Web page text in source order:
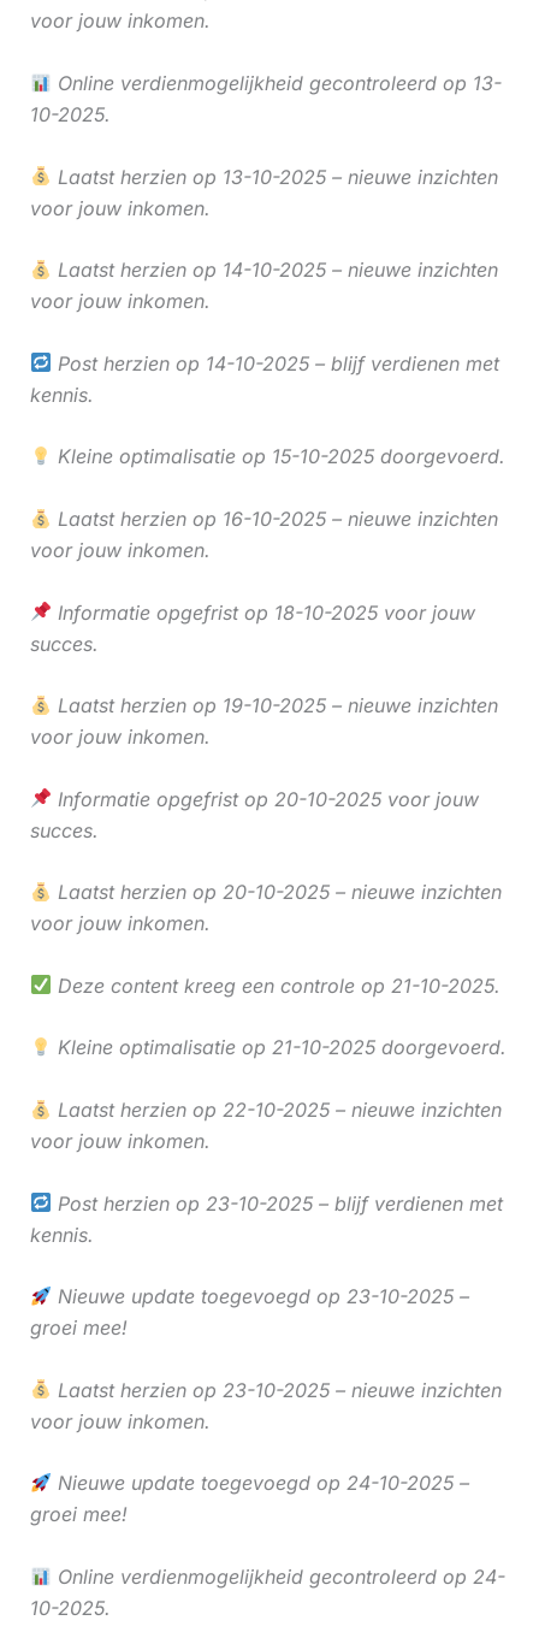
voor jouw inkomen.
Online verdienmogelijkheid gecontroleerd op 13-
10-2025.
Laatst herzien op 13-10-2025 – nieuwe inzichten
voor jouw inkomen.
Laatst herzien op 14-10-2025 – nieuwe inzichten
voor jouw inkomen.
Post herzien op 14-10-2025 – blijf verdienen met
kennis.
Kleine optimalisatie op 15-10-2025 doorgevoerd.
Laatst herzien op 16-10-2025 – nieuwe inzichten
voor jouw inkomen.
Informatie opgefrist op 18-10-2025 voor jouw
succes.
Laatst herzien op 19-10-2025 – nieuwe inzichten
voor jouw inkomen.
Informatie opgefrist op 20-10-2025 voor jouw
succes.
Laatst herzien op 20-10-2025 – nieuwe inzichten
voor jouw inkomen.
Deze content kreeg een controle op 21-10-2025.
Kleine optimalisatie op 21-10-2025 doorgevoerd.
Laatst herzien op 22-10-2025 – nieuwe inzichten
voor jouw inkomen.
Post herzien op 23-10-2025 – blijf verdienen met
kennis.
Nieuwe update toegevoegd op 23-10-2025 –
groei mee!
Laatst herzien op 23-10-2025 – nieuwe inzichten
voor jouw inkomen.
Nieuwe update toegevoegd op 24-10-2025 –
groei mee!
Online verdienmogelijkheid gecontroleerd op 24-
10-2025.